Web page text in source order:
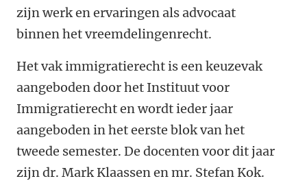
zijn werk en ervaringen als advocaat
binnen het vreemdelingenrecht.
Het vak immigratierecht is een keuzevak
aangeboden door het Instituut voor
Immigratierecht en wordt ieder jaar
aangeboden in het eerste blok van het
tweede semester. De docenten voor dit jaar
zijn dr. Mark Klaassen en mr. Stefan Kok.